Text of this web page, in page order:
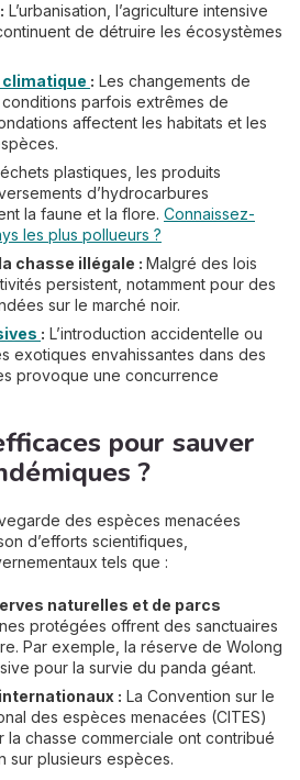
L’urbanisation, l’agriculture intensive
de détruire les écosystèmes
: Les changements de
parfois extrêmes de
affectent les habitats et les
plastiques, les produits
d’hydrocarbures
la faune et la flore. Connaissez-
les plus pollueurs ?
chasse illégale : Malgré des lois
persistent, notamment pour des
sur le marché noir.
: L’introduction accidentelle ou
exotiques envahissantes dans des
provoque une concurrence
pour sauver
?
des espèces menacées
d’efforts scientifiques,
tels que :
naturelles et de parcs
protégées offrent des sanctuaires
Par exemple, la réserve de Wolong
pour la survie du panda géant.
: La Convention sur le
des espèces menacées (CITES)
la chasse commerciale ont contribué
sur plusieurs espèces.